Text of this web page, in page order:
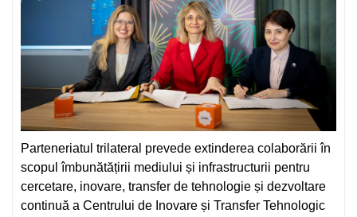
Parteneriatul trilateral prevede extinderea colaborării în
scopul îmbunătățirii mediului și infrastructurii pentru
cercetare, inovare, transfer de tehnologie și dezvoltare
continuă a Centrului de Inovare și Transfer Tehnologic